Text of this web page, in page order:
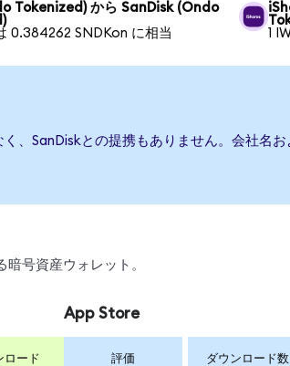
Tokenized) から SanDisk (Ondo
0.384262 SNDKon に相当
1
、SanDiskとの提携もありません。会社名
号資産ウォレット。
ロード
App Store
評価 ダウンロード数